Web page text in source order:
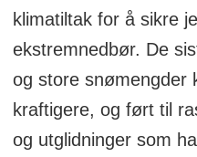
klimatiltak for å sikre
ekstremnedbør. De
og store snømengder
kraftigere, og ført til
og utglidninger som